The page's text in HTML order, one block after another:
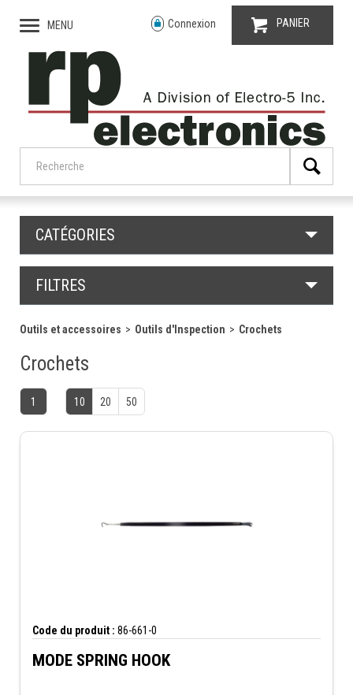
MENU Connexion PANIER
CATÉGORIES
FILTRES
Outils et accessoires Outils d'Inspection Crochets
Crochets
1 10 20 50
Code du produit : 86-661-0
MODE SPRING HOOK